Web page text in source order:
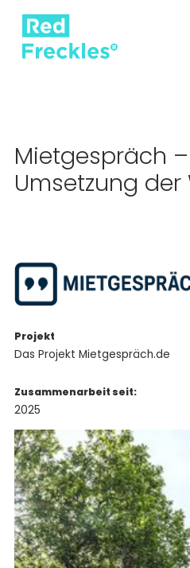
Mietgespräch
Umsetzung
Projekt
Das Projekt Mietgespräch.de
Zusammenarbeit seit:
2025